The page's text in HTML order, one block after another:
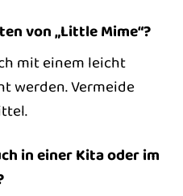
von „Little Mime“?
mit einem leicht
werden. Vermeide
in einer Kita oder im